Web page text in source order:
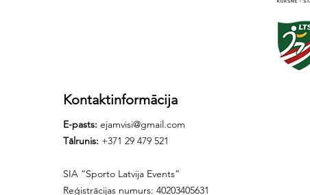
Kontaktinformācija
E-pasts: ejamvisi@gmail.com
Tālrunis: +371 29 479 521
SIA “Sporto Latvija Events”
Reģistrācijas numurs: 40203405631